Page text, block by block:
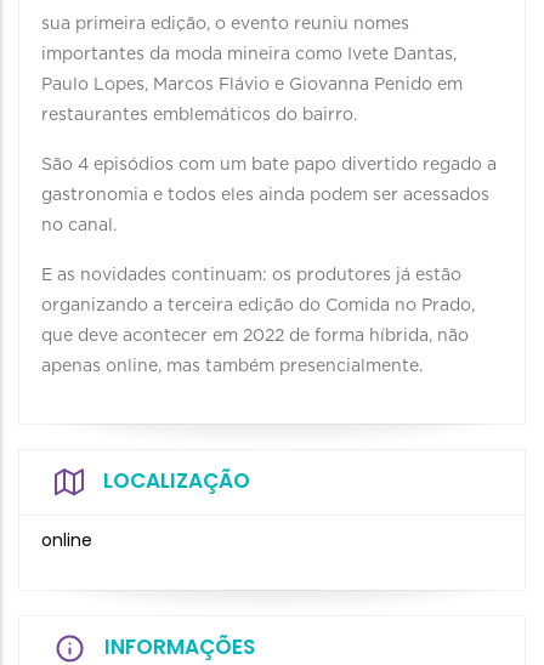
sua primeira edição, o evento reuniu nomes
importantes da moda mineira como Ivete Dantas,
Paulo Lopes, Marcos Flávio e Giovanna Penido em
restaurantes emblemáticos do bairro.
São 4 episódios com um bate papo divertido regado a
gastronomia e todos eles ainda podem ser acessados
no canal.
E as novidades continuam: os produtores já estão
organizando a terceira edição do Comida no Prado,
que deve acontecer em 2022 de forma híbrida, não
apenas online, mas também presencialmente.
LOCALIZAÇÃO
online
INFORMAÇÕES